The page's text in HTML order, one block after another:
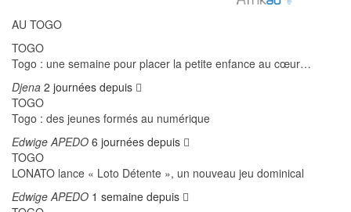
AU TOGO
TOGO
Togo : une semaine pour placer la petite enfance au cœur…
Djena 2 journées depuis
TOGO
Togo : des jeunes formés au numérique
Edwige APEDO 6 journées depuis
TOGO
LONATO lance « Loto Détente », un nouveau jeu dominical
Edwige APEDO 1 semaine depuis